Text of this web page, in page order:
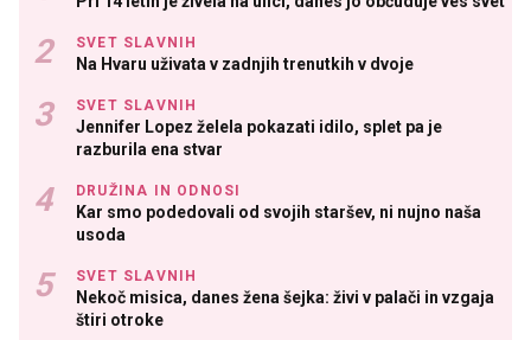
SVET SLAVNIH
Na Hvaru uživata v zadnjih trenutkih v dvoje
SVET SLAVNIH
Jennifer Lopez želela pokazati idilo, splet pa je
razburila ena stvar
DRUŽINA IN ODNOSI
Kar smo podedovali od svojih staršev, ni nujno naša
usoda
SVET SLAVNIH
Nekoč misica, danes žena šejka: živi v palači in vzgaja
štiri otroke